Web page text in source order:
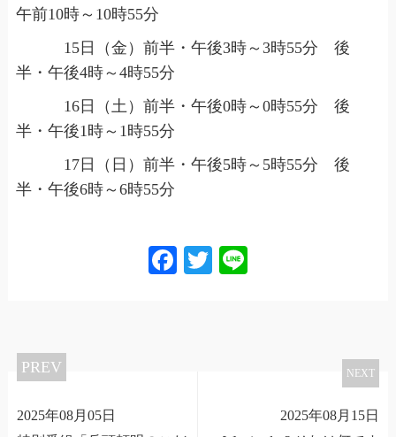
午前10時～10時55分
15日（金）前半・午後3時～3時55分 後
半・午後4時～4時55分
16日（土）前半・午後0時～0時55分 後
半・午後1時～1時55分
17日（日）前半・午後5時～5時55分 後
半・午後6時～6時55分
Facebook
Twitter
PREV
2025年08月05日
NEXT
2025年08月15日